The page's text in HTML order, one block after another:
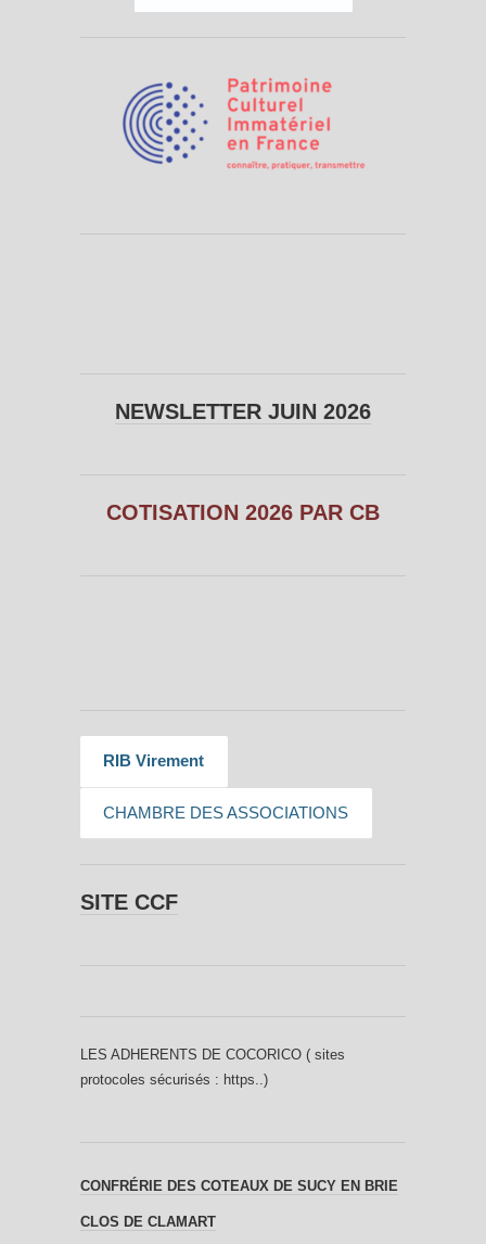
NEWSLETTER JUIN 2026
COTISATION 2026 PAR CB
RIB Virement
CHAMBRE DES ASSOCIATIONS
SITE CCF
LES ADHERENTS DE COCORICO ( sites
protocoles sécurisés : https..)
CONFRÉRIE DES COTEAUX DE SUCY EN BRIE
CLOS DE CLAMART